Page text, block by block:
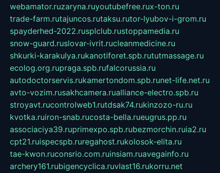
webamator.ruzaryna.ruyoutubefree.rux-ton.ru
trade-farm.rutajuncos.rutaksu.rutor-lyubov-i-grom.ru
spayderhed-2022.rusplclub.rustoppamedia.ru
snow-guard.ruslovar-ivrit.rucleanmedicine.ru
shkurki-karakulya.rukanotiforet.spb.rututmassage.ru
ecolog.org.rupraga.spb.rufalcorussia.ru
autodoctorservis.rukamertondom.spb.runet-life.net.ru
avto-vozim.rusakhcamera.rualliance-electro.spb.ru
stroyavt.rucontrolweb1.rutdsak74.rukinzozo-ru.ru
kvotka.ruiron-snab.rucosta-bella.rueugrus.pp.ru
associaciya39.ruprimexpo.spb.rubezmorchin.ruia2.ru
cpt21.ruispecspb.ruregahost.rukolosok-elita.ru
tae-kwon.ruconsrio.com.ruinsiam.ruavegainfo.ru
archery161.rubigencyclica.ruvlast16.rukorru.net